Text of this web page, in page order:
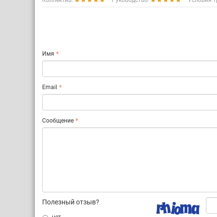
Имя
Email
Сообщение
Полезный отзыв?